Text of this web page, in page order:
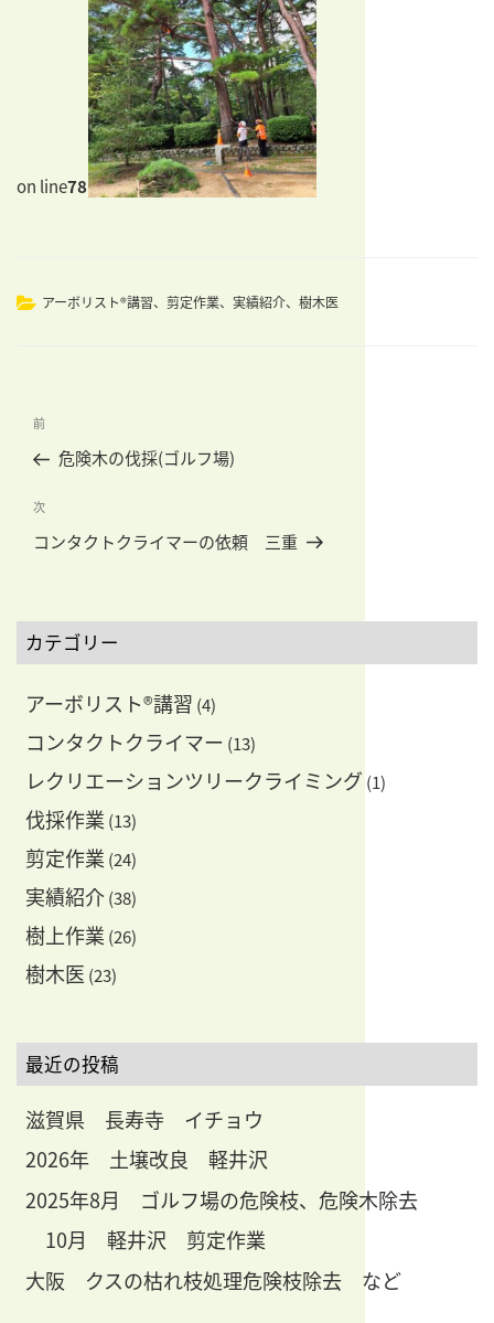
on line78
カ
アーボリスト®講習、 剪定作業、 実績紹介、 樹木医
投
ナ
ビ
ゲ
ョ
ン
前
の
稿
前
危険木の伐採(ゴルフ場)
次
の
次
コンタクトクライマーの依頼 三重
カテゴリー
アーボリスト®講習 (4)
コンタクトクライマー (13)
レクリエーションツリークライミング (1)
伐採作業 (13)
剪定作業 (24)
実績紹介 (38)
樹上作業 (26)
樹木医 (23)
最近の投稿
滋賀県 長寿寺 イチョウ
2026年 土壌改良 軽井沢
2025年8月 ゴルフ場の危険枝、危険木除去
10月 軽井沢 剪定作業
大阪 クスの枯れ枝処理危険枝除去 など